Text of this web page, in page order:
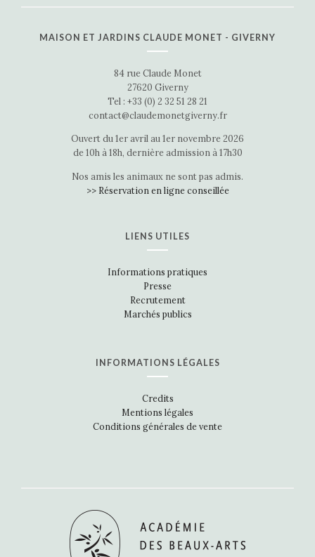
MAISON ET JARDINS CLAUDE MONET - GIVERNY
84 rue Claude Monet
27620 Giverny
Tel : +33 (0) 2 32 51 28 21
contact@claudemonetgiverny.fr
Ouvert du 1er avril au 1er novembre 2026
de 10h à 18h, dernière admission à 17h30
Nos amis les animaux ne sont pas admis.
>> Réservation en ligne conseillée
LIENS UTILES
Informations pratiques
Presse
Recrutement
Marchés publics
INFORMATIONS LÉGALES
Credits
Mentions légales
Conditions générales de vente